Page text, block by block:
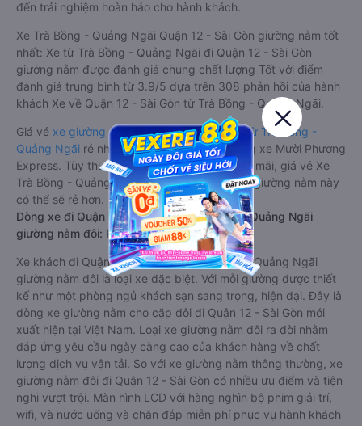
đến trải nghiệm hoàn hảo cho hành khách.
Xe Trà Bồng - Quảng Ngãi Quận 12 - Sài Gòn giường nằm tốt
nhất: Xe từ Trà Bồng - Quảng Ngãi đi Quận 12 - Sài Gòn
giường nằm được đánh giá chung chất lượng Tốt với điểm
đánh giá trung bình từ 3.9/5 dựa trên 308 phản hồi của hành
khách Xe về Quận 12 - Sài Gòn từ Trà Bồng - Quảng Ngãi.
Giá vé xe giường nằm đi Quận 12 - Sài Gòn từ Trà Bồng -
Quảng Ngãi rẻ nhất là 450000VND của hãng xe Mười Phương
Express. Tùy thuộc vào chương trình khuyến mãi, giá vé Xe
Trà Bồng - Quảng Ngãi đi Quận 12 - Sài Gòn giường nằm này
có thể sẽ rẻ hơn.
Dòng xe đi Quận 12 - Sài Gòn từ Trà Bồng - Quảng Ngãi
giường nằm đôi: Riêng tư, đầy đủ tiện nghi
Xe khách đi Quận 12 - Sài Gòn từ Trà Bồng - Quảng Ngãi
giường nằm đôi là loại xe đặc biệt. Với mỗi giường được thiết
kế như một phòng ngủ khách sạn sang trọng, hiện đại. Đây là
dòng xe giường nằm cho cặp đôi đi Quận 12 - Sài Gòn mới
xuất hiện tại Việt Nam. Loại xe giường nằm đôi ra đời nhằm
đáp ứng yêu cầu ngày càng cao của khách hàng về chất
lượng dịch vụ vận tải. So với xe giường nằm thông thường, xe
giường nằm đôi đi Quận 12 - Sài Gòn có nhiều ưu điểm và tiện
nghi vượt trội. Màn hình LCD với hàng nghìn bộ phim giải trí,
wifi, và nước uống và chăn đắp miễn phí phục vụ hành khách